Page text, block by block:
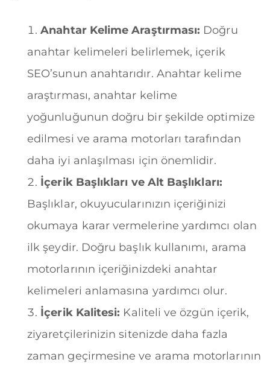
Anahtar Kelime Araştırması: Doğru
anahtar kelimeleri belirlemek, içerik
SEO’sunun anahtarıdır. Anahtar kelime
araştırması, anahtar kelime
yoğunluğunun doğru bir şekilde optimize
edilmesi ve arama motorları tarafından
daha iyi anlaşılması için önemlidir.
İçerik Başlıkları ve Alt Başlıkları:
Başlıklar, okuyucularınızın içeriğinizi
okumaya karar vermelerine yardımcı olan
ilk şeydir. Doğru başlık kullanımı, arama
motorlarının içeriğinizdeki anahtar
kelimeleri anlamasına yardımcı olur.
İçerik Kalitesi: Kaliteli ve özgün içerik,
ziyaretçilerinizin sitenizde daha fazla
zaman geçirmesine ve arama motorlarının